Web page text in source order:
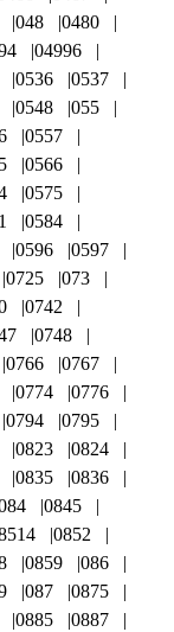
048
0480
04996
0536
0537
0548
055
0557
0566
0575
0584
0596
0597
0725
073
0742
0748
0766
0767
0774
0776
0794
0795
0823
0824
0835
0836
0845
0852
0859
086
087
0875
0885
0887